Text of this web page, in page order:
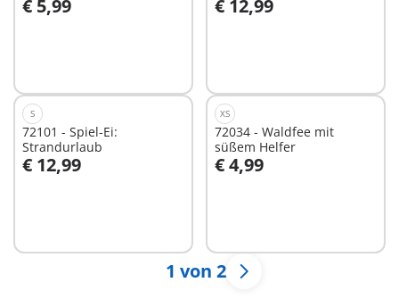
€ 5,99
In den Warenkorb € 12,99
In den Warenkorb
S
72101 - Spiel-Ei:
Strandurlaub
€ 12,99
In den Warenkorb
XS
72034 - Waldfee mit
süßem Helfer
€ 4,99
In den Warenkorb
1 von 2